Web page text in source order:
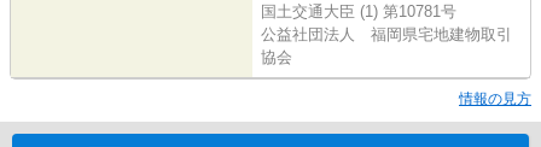
国土交通大臣 (1) 第10781号
公益社団法人 福岡県宅地建物取引
協会
情報の見方